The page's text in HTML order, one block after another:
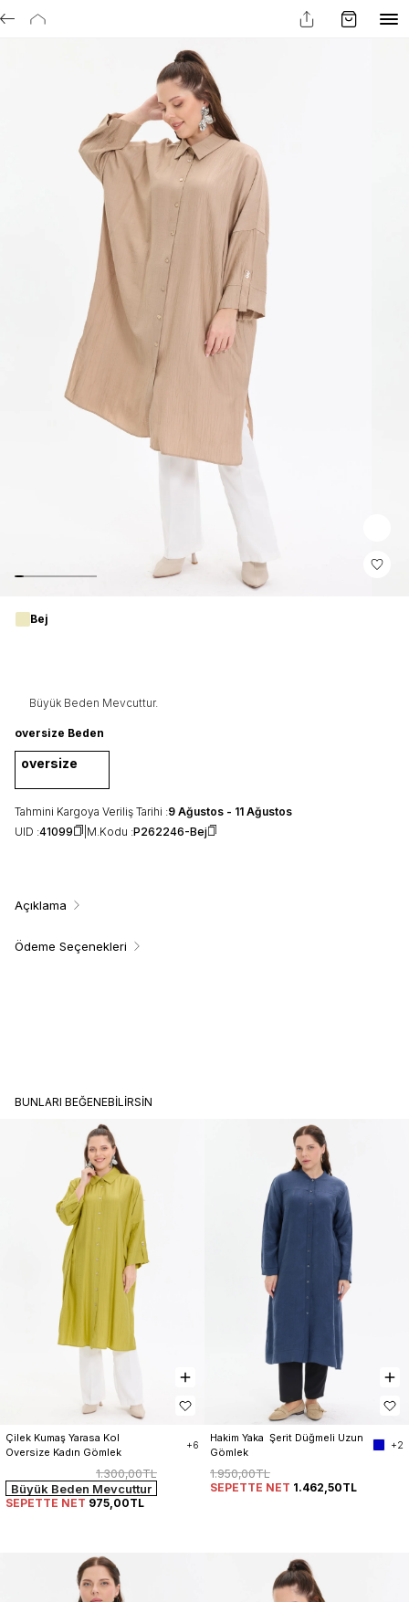
Bej
Büyük Beden Mevcuttur.
oversize Beden
oversize
Tahmini Kargoya Veriliş Tarihi :9 Ağustos - 11 Ağustos
UID :41099 M.Kodu :P262246-Bej
Açıklama
Ödeme Seçenekleri
BUNLARI BEĞENEBILIRSIN
Çilek Kumaş Yarasa Kol
Oversize Kadın Gömlek
+6
1.300,00TL
Büyük Beden Mevcuttur
SEPETTE NET 975,00TL
Hakim Yaka  Şerit Düğmeli Uzun
Gömlek
+2
1.950,00TL
SEPETTE NET 1.462,50TL